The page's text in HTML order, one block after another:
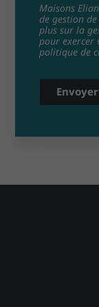
Maisons
de gestion
plus sur la
pour exercer
politique de
Envoyer